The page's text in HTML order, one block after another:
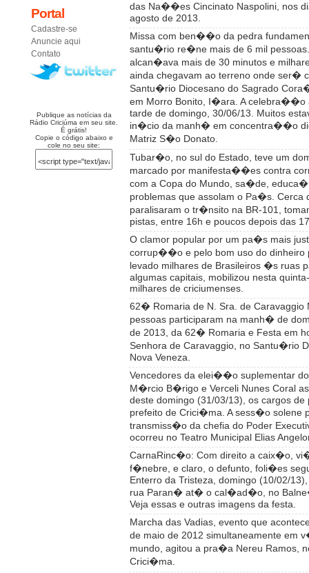
Portal
Cadastre-se
Anuncie aqui
Contato
Publique as notícias da
Rádio Criciúma em seu site.
É grátis!
Copie o código abaixo e
cole no seu site:
das Na��es Cincinato Naspolini, nos
agosto de 2013.
Missa com ben��o da pedra
santu�rio re�ne mais de 6 mil
alcan�ava mais de 30 minutos e
ainda chegavam ao terreno onde ser�
Santu�rio Diocesano do Sagrado
em Morro Bonito, I�ara. A celebra��o
tarde de domingo, 30/06/13. Muitos
in�cio da manh� em concentra��o
Matriz S�o Donato.
Tubar�o, no sul do Estado, teve um
marcado por manifesta��es contra
com a Copa do Mundo, sa�de,
problemas que assolam o Pa�s. Cerca
paralisaram o tr�nsito na BR-101,
pistas, entre 16h e poucos depois das
O clamor popular por um pa�s mais
corrup��o e pelo bom uso do dinheiro
levado milhares de Brasileiros �s ruas
algumas capitais, mobilizou nesta
milhares de criciumenses.
62� Romaria de N. Sra. de Caravaggio
pessoas participaram na manh� de
de 2013, da 62� Romaria e Festa em
Senhora de Caravaggio, no Santu�rio
Nova Veneza.
Vencedores da elei��o suplementar
M�rcio B�rigo e Verceli Nunes Coral
deste domingo (31/03/13), os cargos de
prefeito de Crici�ma. A sess�o solene
transmiss�o da chefia do Poder
ocorreu no Teatro Municipal Elias
CarnaRinc�o: Com direito a caix�o,
f�nebre, e claro, o defunto, foli�es
Enterro da Tristeza, domingo (10/02/
rua Paran� at� o cal�ad�o, no
Veja essas e outras imagens da festa.
Marcha das Vadias, evento que
de maio de 2012 simultaneamente em
mundo, agitou a pra�a Nereu Ramos,
Crici�ma.